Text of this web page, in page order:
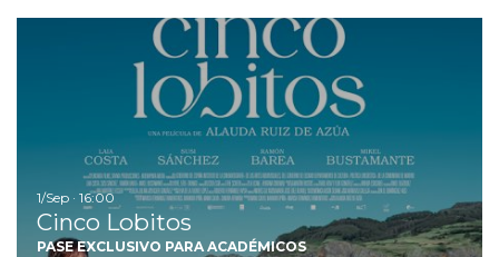
1/Sep · 16:00
Cinco Lobitos
PASE EXCLUSIVO PARA ACADÉMICOS